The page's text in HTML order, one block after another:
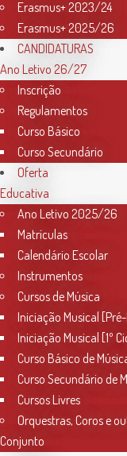
Data:22
Horário:
Erasmus+ 2023/24
Erasmus+ 2025/26
CANDIDATURAS
Ano Letivo 26/27
Inscrição
Regulamentos
Curso Básico
Curso Secundário
Oferta
Educativa
Ano Letivo 2025/26
Matrículas
Calendário Escolar
Instrumentos
Cursos de Música
Iniciação Musical
Iniciação Musical [1º
Curso Básico de
Curso Secundário de
Cursos Livres
Orquestras, Coros e
Conjunto